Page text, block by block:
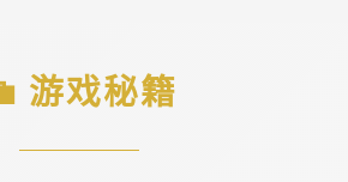
游戏秘籍